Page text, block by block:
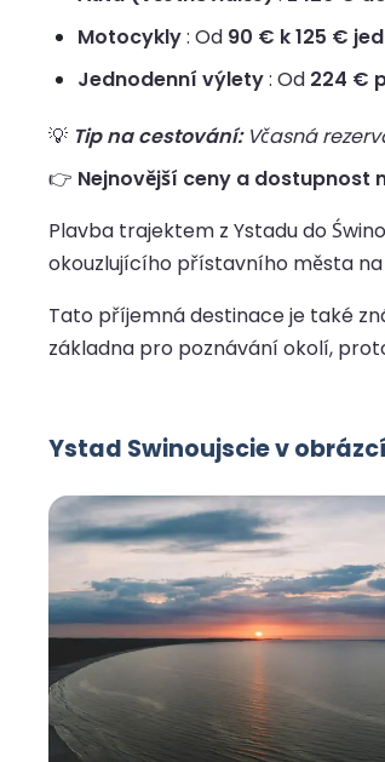
Motocykly: Od 90 € k 125 €
Jednodenní výlety: Od 224 €
💡 Tip na cestování:Včasná
👉 Nejnovější ceny a dostupnost
Plavba trajektem z Ystadu do
okouzlujícího přístavního města
Tato příjemná destinace je také
základna pro poznávání okolí,
Ystad Swinoujscie v